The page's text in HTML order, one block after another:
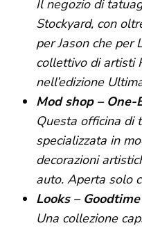
Il negozio di
Stockyard, con
per Jason che
collettivo di artisti
nell’edizione
Mod shop – One-
Questa officina di
specializzata in
decorazioni
auto. Aperta solo
Looks –
Una collezione